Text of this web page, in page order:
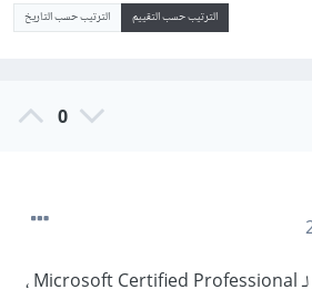
الترتيب حسب التقييم الترتيب حسب التاريخ
0
شهادة MCP وهي اختصار لـ Microsoft Certified Professional ،